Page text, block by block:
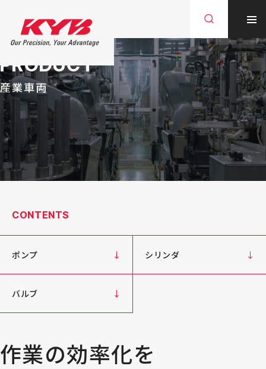
PRODUCT
産業車両
CONTENTS
ポンプ シリンダ
バルブ
作業の効率化を